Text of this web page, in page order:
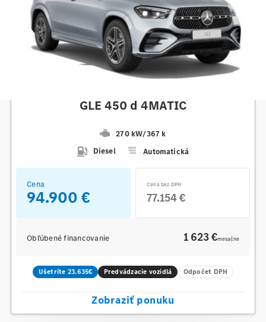
GLE 450 d 4MATIC
270 kW/367 k
Diesel
Automatická
Cena
94.900 €
Cena bez DPH
77.154 €
Obľúbené financovanie 1 623 €mesačne
Ušetríte 23.635€ Predvádzacie vozidlá Odpočet DPH
Zobraziť ponuku